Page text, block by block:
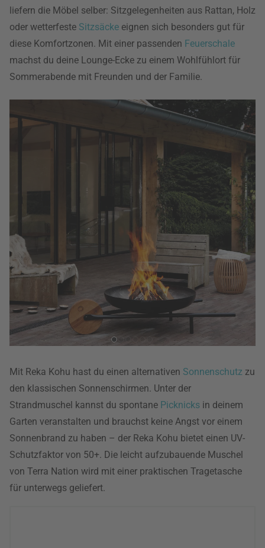
liefern die Möbel selber: Sitzgelegenheiten aus Rattan, Holz
oder wetterfeste Sitzsäcke eignen sich besonders gut für
diese Komfortzonen. Mit einer passenden Feuerschale
machst du deine Lounge-Ecke zu einem Wohlfühlort für
Sommerabende mit Freunden und der Familie.
Mit Reka Kohu hast du einen alternativen Sonnenschutz zu
den klassischen Sonnenschirmen. Unter der
Strandmuschel kannst du spontane Picknicks in deinem
Garten veranstalten und brauchst keine Angst vor einem
Sonnenbrand zu haben – der Reka Kohu bietet einen UV-
Schutzfaktor von 50+. Die leicht aufzubauende Muschel
von Terra Nation wird mit einer praktischen Tragetasche
für unterwegs geliefert.